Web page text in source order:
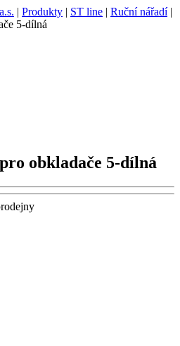
| Produkty | ST line | Ruční nářadí|
5-dílná
obkladače 5-dílná